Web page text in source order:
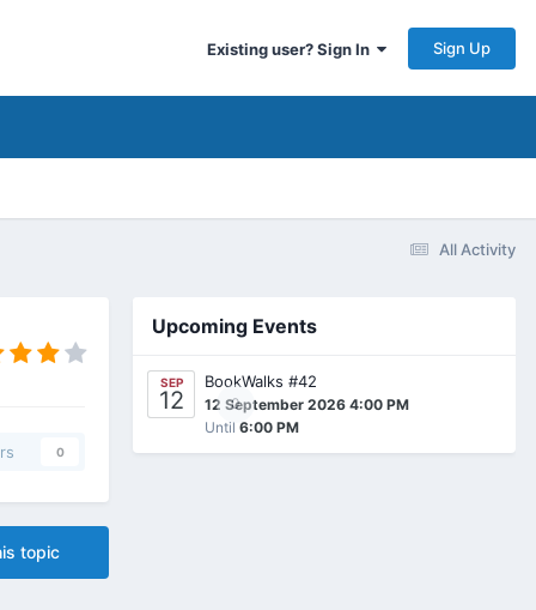
Existing user? Sign In Sign Up
All Activity
0
topic
Upcoming Events
SEP
12 0
BookWalks #42
12 September 2026 4:00 PM
Until 6:00 PM